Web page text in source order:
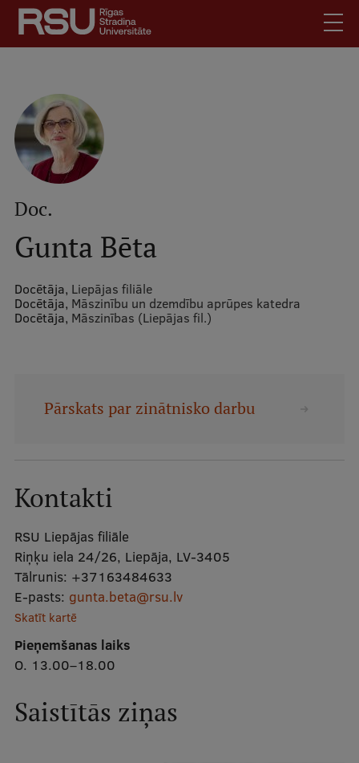
Pārlekt
galveno
saturu
Latviski
Meklēt Mobile
augšējā
izvēlne
Skolēniem
Studentiem
Darba devējiem
Kontakti
galvenā
Studiju iespējas
Maģistra studiju programmas
Doktorantūra
Rezidentūra
Uzņemšana
Praktiska informācija
Doc.
Gunta Bēta
Docētāja, Liepājas filiāle
Docētāja, Māszinību un dzemdību aprūpes katedra
Docētāja, Māszinības (Liepājas fil.)
Pārskats par zinātnisko darbu
Kontakti
RSU Liepājas filiāle
Riņķu iela 24/26, Liepāja, LV-3405
Tālrunis: +37163484633
E-pasts: gunta.beta@rsu.lv
Skatīt kartē
Pieņemšanas laiks
O. 13.00–18.00
Saistītās ziņas